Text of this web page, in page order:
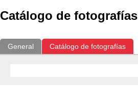
Catálogo de fotografías
General Catálogo de fotografías